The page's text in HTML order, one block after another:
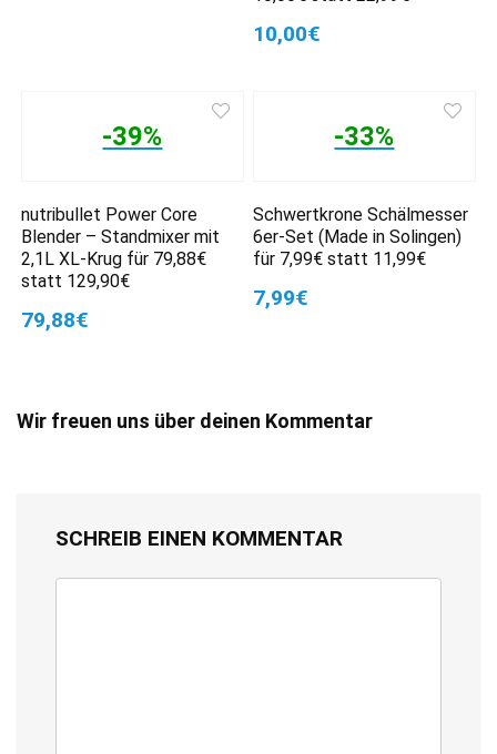
10,00€
-39%
nutribullet Power Core
Blender – Standmixer mit
2,1L XL-Krug für 79,88€
statt 129,90€
79,88€
-33%
Schwertkrone Schälmesser
6er-Set (Made in Solingen)
für 7,99€ statt 11,99€
7,99€
Wir freuen uns über deinen Kommentar
SCHREIB EINEN KOMMENTAR